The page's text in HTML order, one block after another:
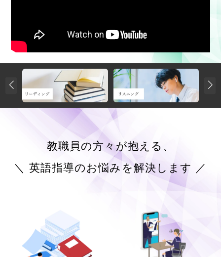
教職員の方々が抱える、
＼ 英語指導のお悩みを解決します ／